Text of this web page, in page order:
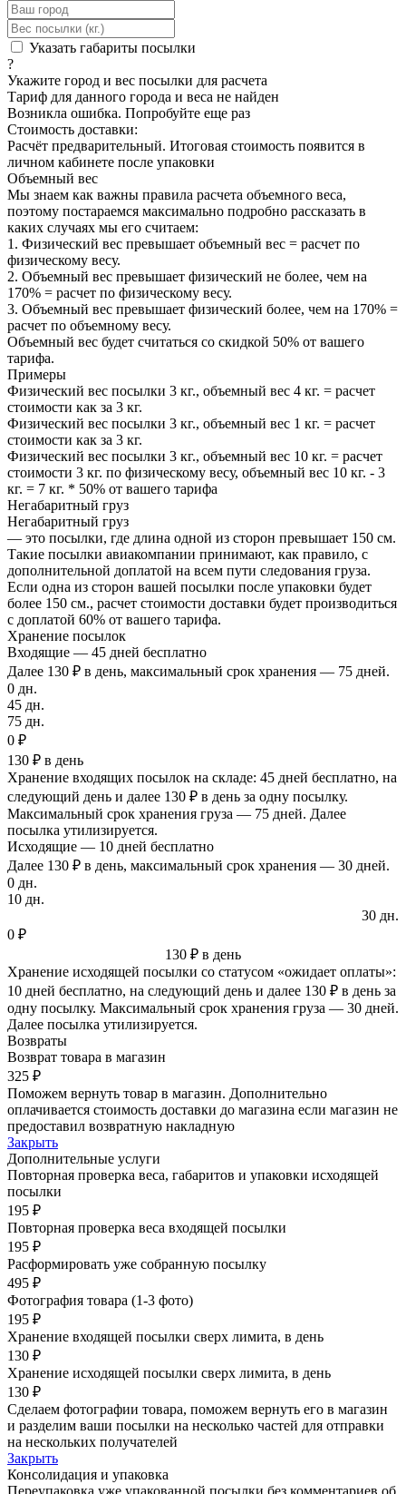
Указать габариты посылки
?
Укажите город и вес посылки для расчета
Тариф для данного города и веса не найден
Возникла ошибка. Попробуйте еще раз
Стоимость доставки:
Расчёт предварительный. Итоговая стоимость появится в
личном кабинете после упаковки
Объемный вес
Мы знаем как важны правила расчета объемного веса,
поэтому постараемся максимально подробно рассказать в
каких случаях мы его считаем:
1. Физический вес превышает объемный вес = расчет по
физическому весу.
2. Объемный вес превышает физический не более, чем на
170% = расчет по физическому весу.
3. Объемный вес превышает физический более, чем на 170% =
расчет по объемному весу.
Объемный вес будет считаться со скидкой 50% от вашего
тарифа.
Примеры
Физический вес посылки 3 кг., объемный вес 4 кг. = расчет
стоимости как за 3 кг.
Физический вес посылки 3 кг., объемный вес 1 кг. = расчет
стоимости как за 3 кг.
Физический вес посылки 3 кг., объемный вес 10 кг. = расчет
стоимости 3 кг. по физическому весу, объемный вес 10 кг. - 3
кг. = 7 кг. * 50% от вашего тарифа
Негабаритный груз
Негабаритный груз
— это посылки, где длина одной из сторон превышает 150 см.
Такие посылки авиакомпании принимают, как правило, с
дополнительной доплатой на всем пути следования груза.
Если одна из сторон вашей посылки после упаковки будет
более 150 см., расчет стоимости доставки будет производиться
с доплатой 60% от вашего тарифа.
Хранение посылок
Входящие — 45 дней бесплатно
Далее 130 ₽ в день, максимальный срок хранения — 75 дней.
0 дн.
45 дн.
75 дн.
0 ₽
130 ₽ в день
Хранение входящих посылок на складе: 45 дней бесплатно, на
следующий день и далее 130 ₽ в день за одну посылку.
Максимальный срок хранения груза — 75 дней. Далее
посылка утилизируется.
Исходящие — 10 дней бесплатно
Далее 130 ₽ в день, максимальный срок хранения — 30 дней.
0 дн.
10 дн.
30 дн.
0 ₽
130 ₽ в день
Хранение исходящей посылки со статусом «ожидает оплаты»:
10 дней бесплатно, на следующий день и далее 130 ₽ в день за
одну посылку. Максимальный срок хранения груза — 30 дней.
Далее посылка утилизируется.
Возвраты
Возврат товара в магазин
325 ₽
Поможем вернуть товар в магазин. Дополнительно
оплачивается стоимость доставки до магазина если магазин не
предоставил возвратную накладную
Закрыть
Дополнительные услуги
Повторная проверка веса, габаритов и упаковки исходящей
посылки
195 ₽
Повторная проверка веса входящей посылки
195 ₽
Расформировать уже собранную посылку
495 ₽
Фотография товара (1-3 фото)
195 ₽
Хранение входящей посылки сверх лимита, в день
130 ₽
Хранение исходящей посылки сверх лимита, в день
130 ₽
Сделаем фотографии товара, поможем вернуть его в магазин
и разделим ваши посылки на несколько частей для отправки
на нескольких получателей
Закрыть
Консолидация и упаковка
Переупаковка уже упакованной посылки без комментариев об